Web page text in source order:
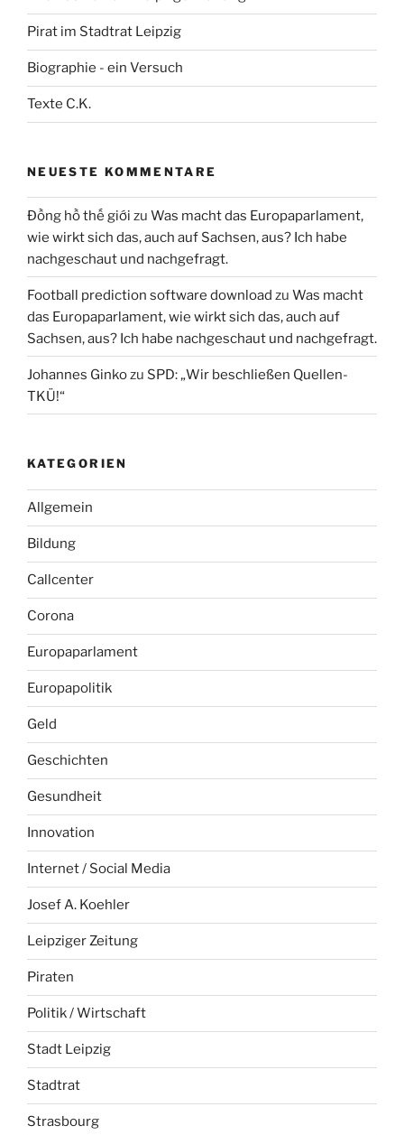
Pirat im Stadtrat Leipzig
Biographie - ein Versuch
Texte C.K.
NEUESTE KOMMENTARE
Đồng hồ thế giới zu Was macht das Europaparlament,
wie wirkt sich das, auch auf Sachsen, aus? Ich habe
nachgeschaut und nachgefragt.
Football prediction software download zu Was macht
das Europaparlament, wie wirkt sich das, auch auf
Sachsen, aus? Ich habe nachgeschaut und nachgefragt.
Johannes Ginkozu SPD: „Wir beschließen Quellen-
TKÜ!“
KATEGORIEN
Allgemein
Bildung
Callcenter
Corona
Europaparlament
Europapolitik
Geld
Geschichten
Gesundheit
Innovation
Internet / Social Media
Josef A. Koehler
Leipziger Zeitung
Piraten
Politik / Wirtschaft
Stadt Leipzig
Stadtrat
Strasbourg